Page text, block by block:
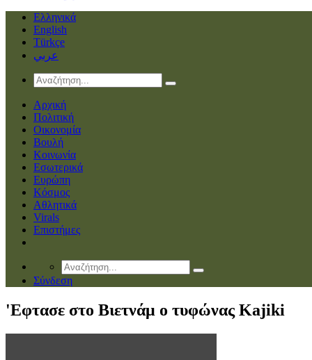
Ελληνικά
English
Türkçe
عربي
Αρχική
Πολιτική
Οικονομία
Βουλή
Κοινωνία
Εσωτερικά
Ευρώπη
Κόσμος
Αθλητικά
Virals
Επιστήμες
Σύνδεση
'Eφτασε στο Βιετνάμ ο τυφώνας Kajiki